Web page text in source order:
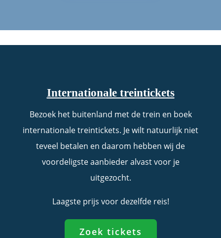
Internationale treintickets
Bezoek het buitenland met de trein en boek
internationale treintickets. Je wilt natuurlijk niet
teveel betalen en daarom hebben wij de
voordeligste aanbieder alvast voor je
uitgezocht.
Laagste prijs voor dezelfde reis!
Zoek tickets